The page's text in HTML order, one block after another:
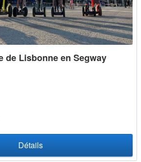
de Lisbonne en Segway
Détails